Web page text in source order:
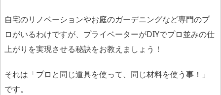
自宅のリノベーションやお庭のガーデニングなど専門のプ
ロがいるわけですが、プライベーターがDIYでプロ並みの仕
上がりを実現させる秘訣をお教えましょう！
それは「プロと同じ道具を使って、同じ材料を使う事！」
です。